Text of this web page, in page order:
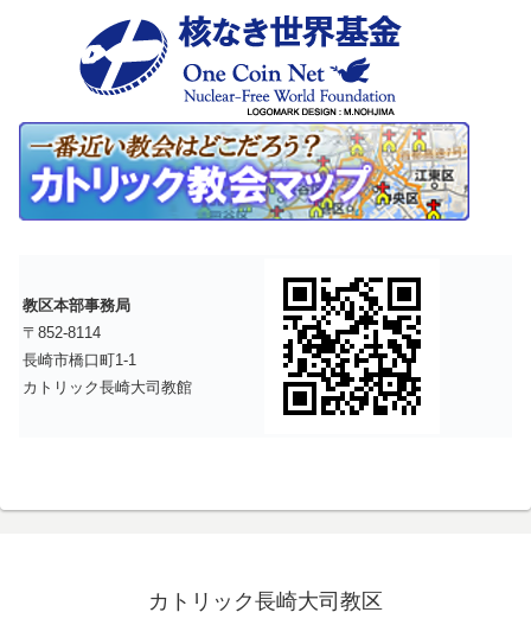
教区本部事務局
〒852-8114
長崎市橋口町1-1
カトリック長崎大司教館
カトリック長崎大司教区